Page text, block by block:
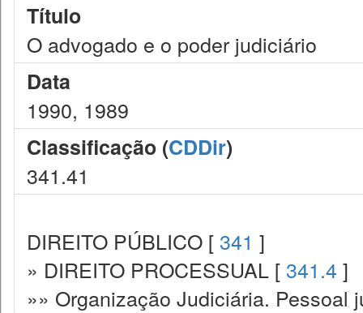
Título
O advogado e o poder judiciário
Data
1990, 1989
Classificação (CDDir)
341.41
DIREITO PÚBLICO [ 341 ]
» DIREITO PROCESSUAL [ 341.4 ]
»» Organização Judiciária. Pessoal